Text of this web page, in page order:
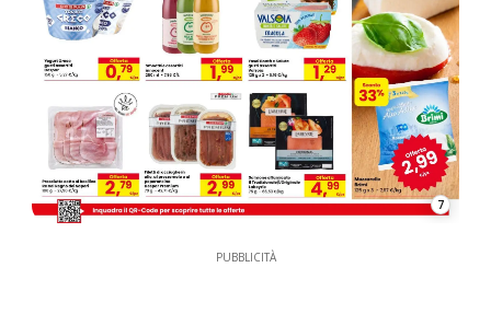
7
PUBBLICITÀ